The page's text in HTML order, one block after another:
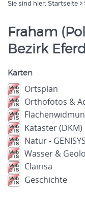
Sie sind hier: Startseite >
Fraham
Bezirk
Karten
Ortsplan
Orthofotos &
Kataster (DKM)
Natur - GENISYS
Wasser &
Clairisa
Geschichte